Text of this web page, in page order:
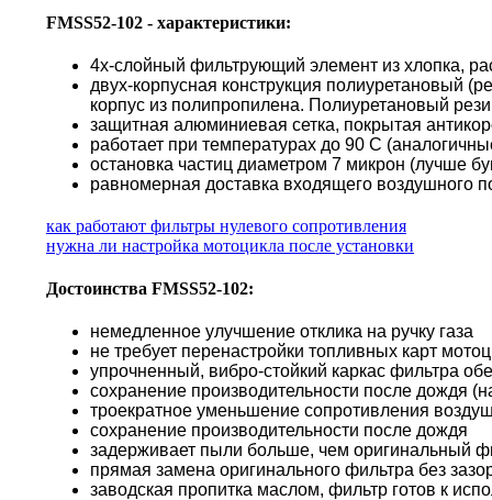
FMSS52-102 - характеристики:
4х-слойный фильтрующий элемент из хлопка,
двух-корпусная конструкция полиуретановый
корпус из полипропилена. Полиуретановый
защитная алюминиевая сетка, покрытая
работает при температурах до 90 С
остановка частиц диаметром 7 микрон (лучше
равномерная доставка входящего воздушного
как работают фильтры нулевого сопротивления
нужна ли настройка мотоцикла после установки
Достоинства FMSS52-102:
немедленное улучшение отклика на ручку газа
не требует перенастройки топливных карт
упрочненный, вибро-стойкий каркас фильтра
сохранение производительности после дождя
троекратное уменьшение сопротивления
сохранение производительности после дождя
задерживает пыли больше, чем оригинальный
прямая замена оригинального фильтра без
заводская пропитка маслом, фильтр готов к